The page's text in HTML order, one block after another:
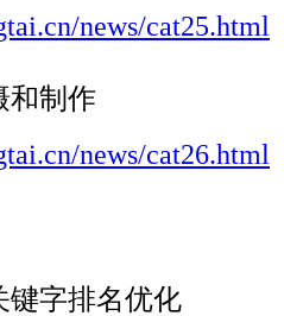
news/cat25.html
和制作
news/cat26.html
键字排名优化